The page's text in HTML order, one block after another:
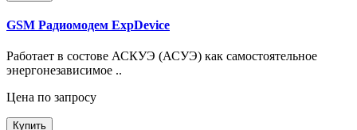
GSM Радиомодем ExpDevice
Работает в состове АСКУЭ (АСУЭ) как самостоятельное
энергонезависимое ..
Цена по запросу
Купить